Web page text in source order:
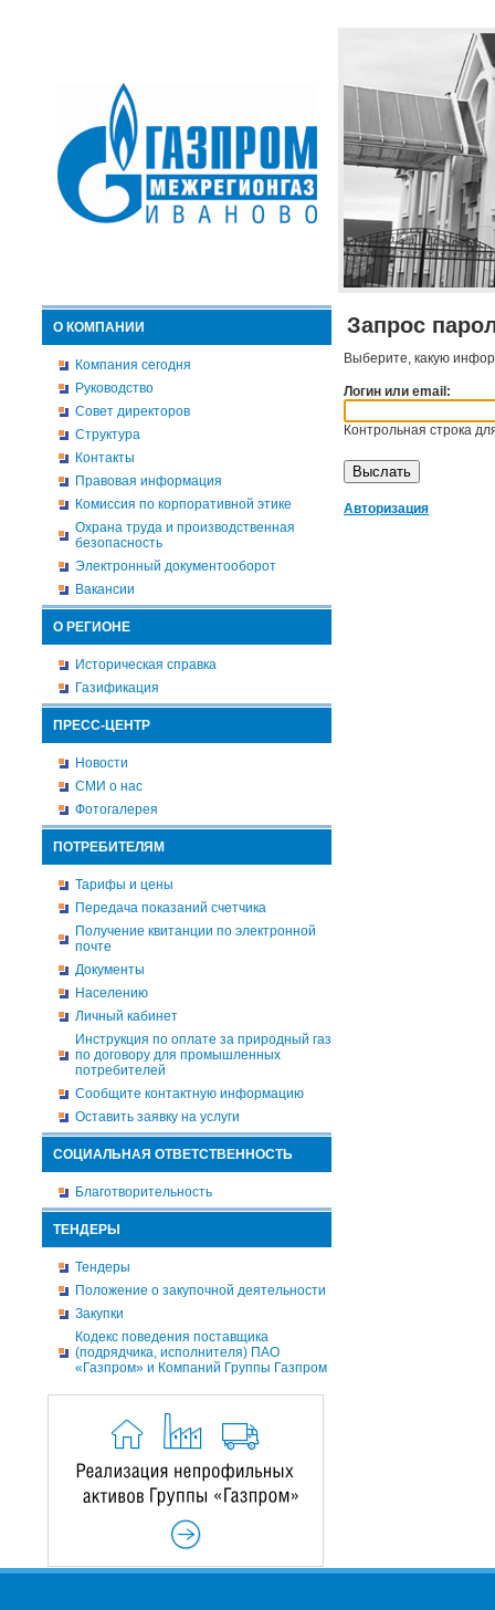
О КОМПАНИИ
Компания сегодня
Руководство
Совет директоров
Структура
Контакты
Правовая информация
Комиссия по корпоративной этике
Охрана труда и производственная
безопасность
Электронный документооборот
Вакансии
О РЕГИОНЕ
Историческая справка
Газификация
ПРЕСС-ЦЕНТР
Новости
СМИ о нас
Фотогалерея
ПОТРЕБИТЕЛЯМ
Тарифы и цены
Передача показаний счетчика
Получение квитанции по электронной
почте
Документы
Населению
Личный кабинет
Инструкция по оплате за природный газ
по договору для промышленных
потребителей
Сообщите контактную информацию
Оставить заявку на услуги
СОЦИАЛЬНАЯ ОТВЕТСТВЕННОСТЬ
Благотворительность
ТЕНДЕРЫ
Тендеры
Положение о закупочной деятельности
Закупки
Кодекс поведения поставщика
(подрядчика, исполнителя) ПАО
«Газпром» и Компаний Группы Газпром
Запрос
Выберите, какую
Логин или email:
Контрольная строка
Авторизация